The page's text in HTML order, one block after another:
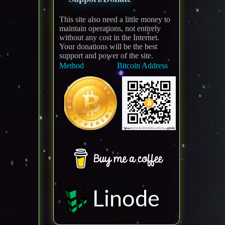
This site also need a little money to
maintain operations, not entirely
without any cost in the Internet.
Your donations will be the best
support and power of the site.
Method
Bitcoin Address
Linode